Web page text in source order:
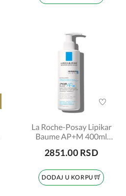
La Roche-Posay Lipikar
Baume AP+M 400ml
2851.00 RSD
DODAJ U KORPU